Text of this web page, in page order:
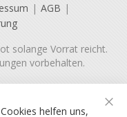
AGB
solange Vorrat reicht.
vorbehalten.
helfen uns,